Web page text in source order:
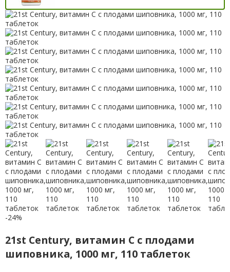
-24%
21st Century, витамин С с плодами
шиповника, 1000 мг, 110 таблеток